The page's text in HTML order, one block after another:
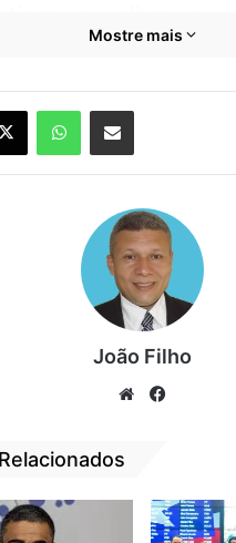
ainda mais
em recursos
destacou que o
demanda
é uma
e aprimorar o
já
também é uma
o servidor, já que
atendimento
Serafim
Mostre mais
João Filho
We